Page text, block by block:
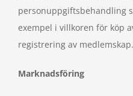
personuppgiftsbehandling
exempel i villkoren för köp
registrering av medlemskap.
Marknadsföring